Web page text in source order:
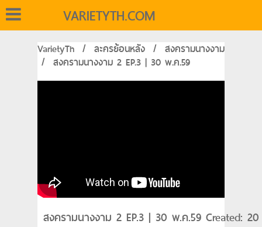
VARIETYTH.COM
VarietyTh / ละครย้อนหลัง / สงครามนางงาม
/ สงครามนางงาม 2 EP.3 | 30 พ.ค.59
สงครามนางงาม 2 EP.3 | 30 พ.ค.59 Created: